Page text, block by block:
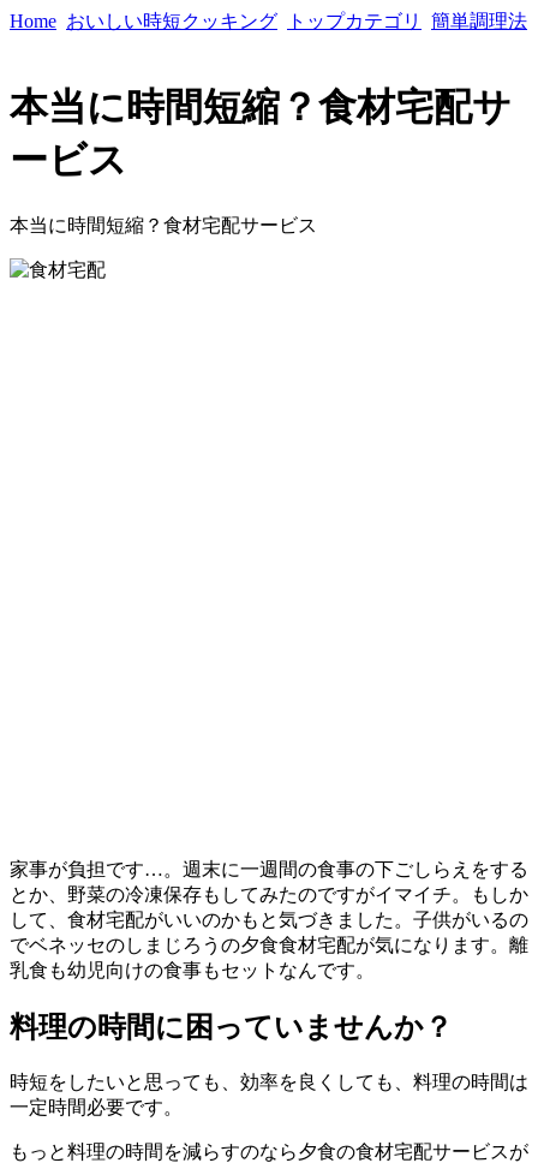
Home おいしい時短クッキング トップカテゴリ 簡単調理法
本当に時間短縮？食材宅配サ
ービス
本当に時間短縮？食材宅配サービス
家事が負担です…。週末に一週間の食事の下ごしらえをする
とか、野菜の冷凍保存もしてみたのですがイマイチ。もしか
して、食材宅配がいいのかもと気づきました。子供がいるの
でベネッセのしまじろうの夕食食材宅配が気になります。離
乳食も幼児向けの食事もセットなんです。
料理の時間に困っていませんか？
時短をしたいと思っても、効率を良くしても、料理の時間は
一定時間必要です。
もっと料理の時間を減らすのなら夕食の食材宅配サービスが